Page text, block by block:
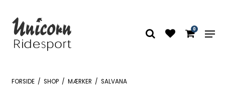
0
FORSIDE / SHOP / MÆRKER / SALVANA